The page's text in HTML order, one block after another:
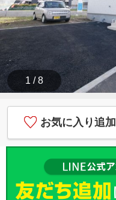
1 / 8
お気に入り追加